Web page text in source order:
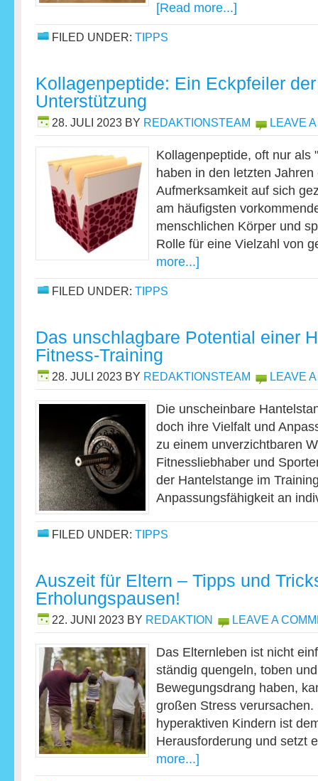
[Read more...]
FILED UNDER: TIPPS
Kollagenpeptide: Ein Eckpfeiler
Unterstützung
28. JULI 2023 BY REDAKTIONSTEAM LEAVE
Kollagenpeptide, oft nur als
haben in den letzten Jahren
Aufmerksamkeit auf sich
am häufigsten
menschlichen Körper und
Rolle für eine Vielzahl von
more...]
FILED UNDER: TIPPS
Das unschlagbare Potential einer
Fitness-Training
28. JULI 2023 BY REDAKTIONSTEAM LEAVE
Die unscheinbare
doch ihre Vielfalt und
zu einem unverzichtbaren
Fitnessliebhaber und
der Hantelstange im
Anpassungsfähigkeit an
FILED UNDER: TIPPS
Auszeit für Eltern – Tipps und
Erholungspausen!
22. JUNI 2023 BY REDAKTION LEAVE A
Das Elternleben ist nicht
ständig quengeln, toben
Bewegungsdrang haben,
großen Stress
hyperaktiven Kindern ist
Herausforderung und setzt
more...]